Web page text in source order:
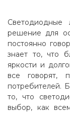
Светодиодные
решение для
постоянно
знает то, что
яркости и
все говорят,
потребителей.
то, что
выбор, как